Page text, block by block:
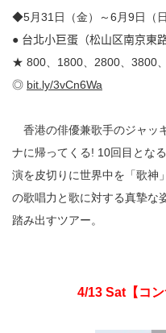
◆5月31日（金）～6月9日（
● 台北小巨蛋 （松山区南京東
★ 800、1800、2800、3800、
◎ bit.ly/3vCn6Wa
香港の俳優兼歌手のジャッ
ナに帰ってくる! 10回目とな
演を皮切りに世界中を「歌神
の歌唱力と歌に対する真摯な
踏み出すツアー。
4/13 Sat【コン